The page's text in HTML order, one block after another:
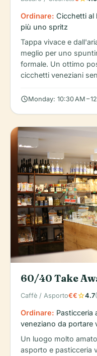
Ordinare: Cicchetti al
più uno spritz
Tappa vivace e
meglio per uno
formale. Un ottimo
cicchetti veneziani
scheduleMonday: 10:30 AM –
60/40 Take
Caffè / Asporto€€star4.7
Ordinare: Pasticceria
veneziano da portare
Un luogo molto
asporto e pasticceria